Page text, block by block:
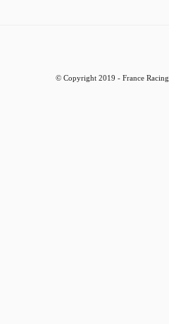
© Copyright 2019 - France Racing